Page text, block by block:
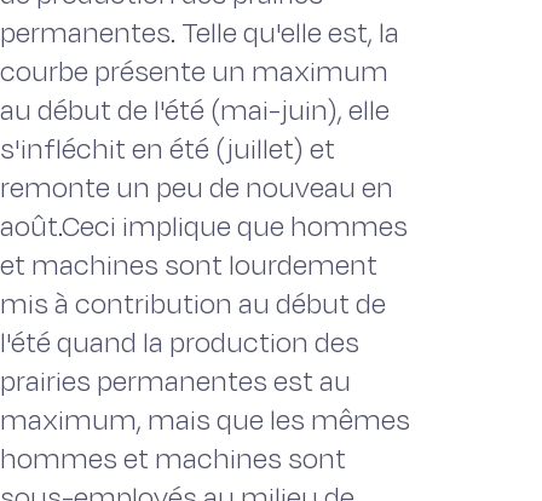
permanentes. Telle qu'elle est, la
courbe présente un maximum
au début de l'été (mai-juin), elle
s'infléchit en été (juillet) et
remonte un peu de nouveau en
août.Ceci implique que hommes
et machines sont lourdement
mis à contribution au début de
l'été quand la production des
prairies permanentes est au
maximum, mais que les mêmes
hommes et machines sont